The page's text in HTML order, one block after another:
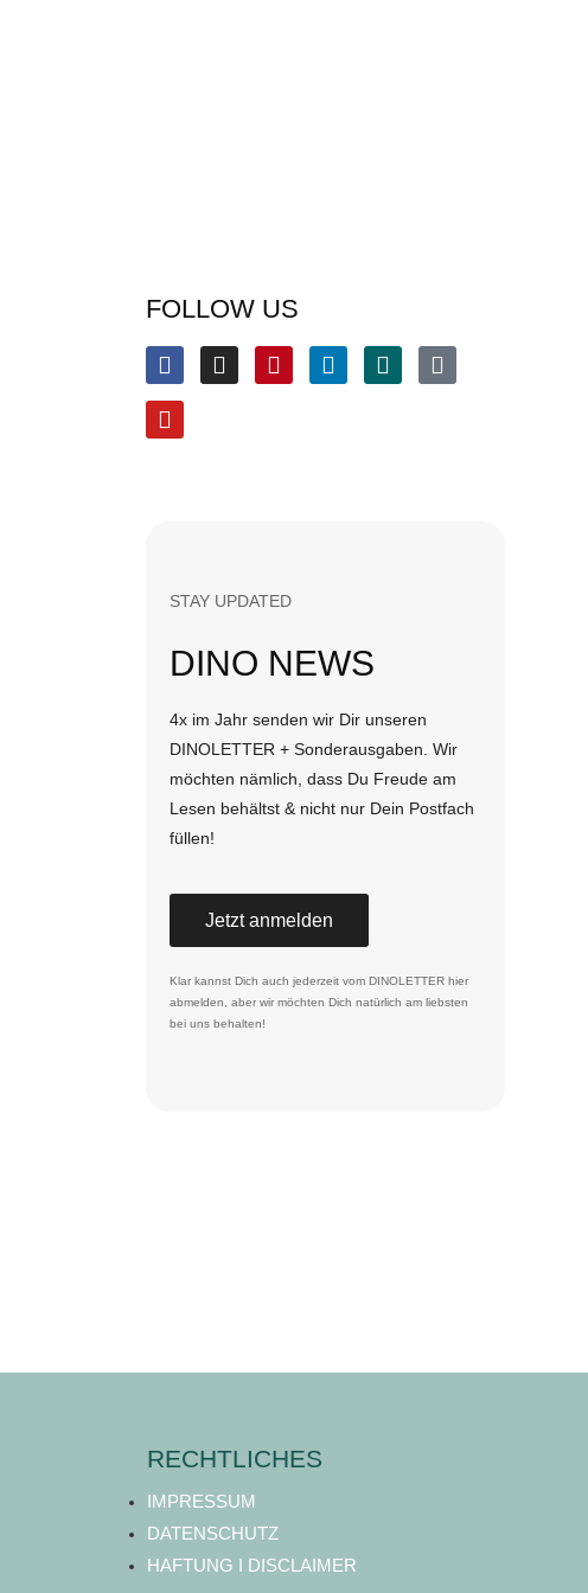
FOLLOW US
STAY UPDATED
DINO NEWS
4x im Jahr senden wir Dir unseren
DINOLETTER + Sonderausgaben. Wir
möchten nämlich, dass Du Freude am
Lesen behältst & nicht nur Dein Postfach
füllen!
Jetzt anmelden
Klar kannst Dich auch jederzeit vom DINOLETTER hier
abmelden, aber wir möchten Dich natürlich am liebsten
bei uns behalten!
RECHTLICHES
IMPRESSUM
DATENSCHUTZ
HAFTUNG I DISCLAIMER